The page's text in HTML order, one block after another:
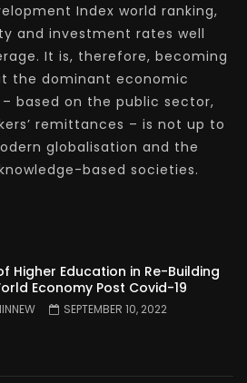
Index world ranking,
and investment rates well
It is, therefore, becoming
the dominant economic
based on the public sector,
remittances – is not up to
globalisation and the
based societies.
Higher Education in Re-Building
Economy Post Covid-19
SEPTEMBER 10, 2022